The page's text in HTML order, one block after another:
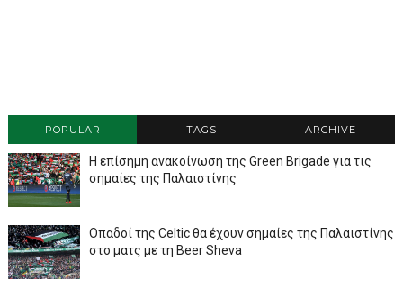
POPULAR TAGS ARCHIVE
Η επίσημη ανακοίνωση της Green Brigade για τις
σημαίες της Παλαιστίνης
Οπαδοί της Celtic θα έχουν σημαίες της Παλαιστίνης
στο ματς με τη Beer Sheva